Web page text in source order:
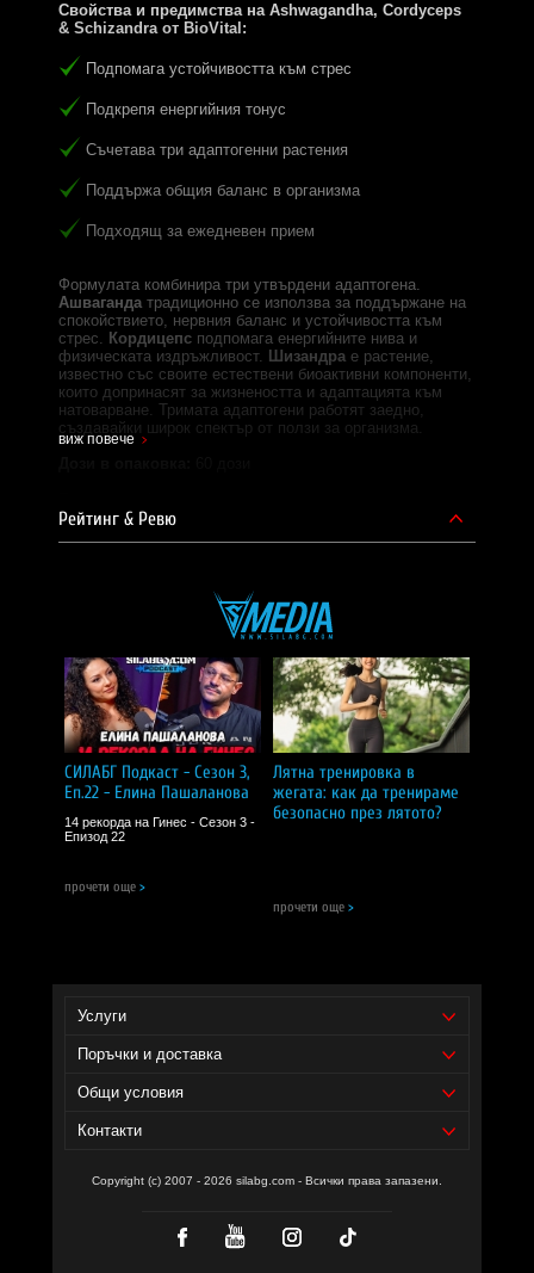
Свойства и предимства на Ashwagandha, Cordyceps
& Schizandra от BioVital:
Подпомага устойчивостта към стрес
Подкрепя енергийния тонус
Съчетава три адаптогенни растения
Поддържа общия баланс в организма
Подходящ за ежедневен прием
Формулата комбинира три утвърдени адаптогена.
Ашваганда традиционно се използва за поддържане на
спокойствието, нервния баланс и устойчивостта към
стрес. Кордицепс подпомага енергийните нива и
физическата издръжливост. Шизандра е растение,
известно със своите естествени биоактивни компоненти,
които допринасят за жизнеността и адаптацията към
натоварване. Тримата адаптогени работят заедно,
създавайки широк спектър от ползи за организма.
Ашваганда корен екстракт, Кордицепс мицел
екстракт, Шизандра плод екстракт, Веган капсула.
Да не се превишава препоръчителната дневна доза.
Не е заместител на разнообразното хранене.
Да не се използва при индивидуална непоносимост към
съставките.
Не е подходящ за бременни и кърмачки.
Да се съхранява на сухо място, недостъпно за деца.
Хранителна добавка.
CИЛA БГ Tийм!
Уебсайт на производителя -
виж повече
Рейтинг & Ревю
СИЛАБГ Подкаст - Сезон 3,
Еп.22 - Елина Пашаланова
14 рекорда на Гинес - Сезон 3 -
Епизод 22
прочети още >
Лятна тренировка в
жегата: как да тренираме
безопасно през лятото?
прочети още >
Услуги
Поръчки и доставка
Общи условия
Контакти
Copyright (c) 2007 - 2026 silabg.com - Всички права запазени.